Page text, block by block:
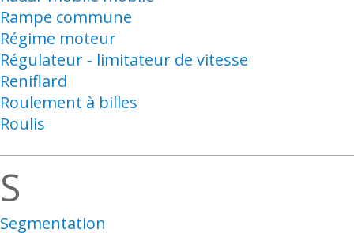
Rampe commune
Régime moteur
Régulateur - limitateur de vitesse
Reniflard
Roulement à billes
Roulis
S
Segmentation